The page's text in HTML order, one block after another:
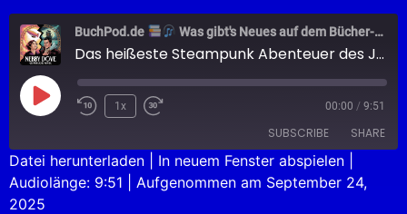
BuchPod.de Was gibt's Neues auf dem Bücher-Markt?
Das heißeste Steampunk Abenteuer des Jahres!
1x 00:00 / 9:51
SUBSCRIBE SHARE
Apple Podcasts Podcast.de
SHARE
Datei herunterladen In neuem Fenster abspielen
Audiolänge: 9:51
Aufgenommen am September 24,
2025